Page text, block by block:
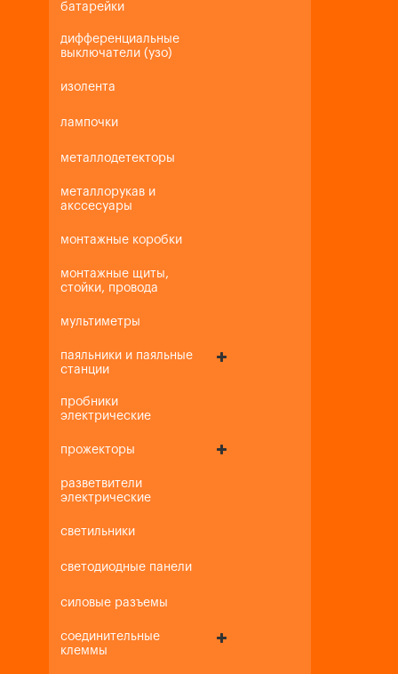
батарейки
дифференциальные
выключатели (узо)
изолента
лампочки
металлодетекторы
металлорукав и
акссесуары
монтажные коробки
монтажные щиты,
стойки, провода
мультиметры
паяльники и паяльные
станции
пробники
электрические
прожекторы
разветвители
электрические
светильники
светодиодные панели
силовые разъемы
соединительные
клеммы